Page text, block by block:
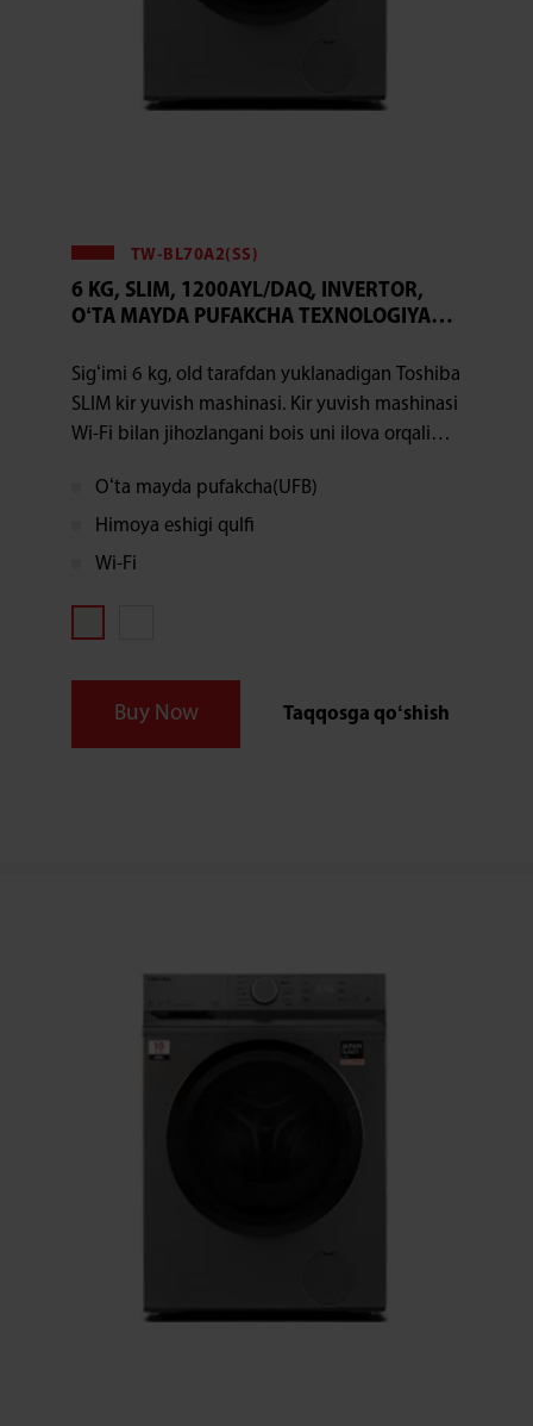
TW-BL70A2(SS)
6 KG, SLIM, 1200AYL/DAQ, INVERTOR,
OʻTA MAYDA PUFAKCHA TEXNOLOGIYASI,
FI, ESHIKNI QULFDAN OCHISH UCHUN 3
SONIYA, OQ
Sigʻimi 6 kg, old tarafdan yuklanadigan Toshiba
SLIM kir yuvish mashinasi. Kir yuvish mashinasi
Wi-Fi bilan jihozlangani bois uni ilova orqali
motor, eng soʻnggi oʻta mayda pufakcha
texnologiyasi va Great Waves texnologiyasi
sovuq suvda yuvish va rang uchishini oldini
nm-1 μm nano pufakchalardan foydalanishga
asoslangan boʻlib, ular tolalar orasidagi
chuqur kirib borib, ketishi qiyin boʻlgan
Oʻta mayda pufakcha(UFB)
Himoya eshigi qulfi
Wi-Fi
Buy Now Taqqosga qoʻshish